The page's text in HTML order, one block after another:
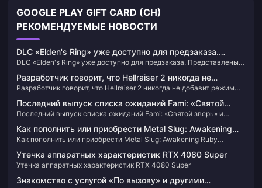
GOOGLE PLAY GIFT CARD (CH)
РЕКОМЕНДУЕМЫЕ НОВОСТИ
DLC «Elden's Ring» уже доступно для предзаказа.
Представлены цены и содержание каждой версии.
DLC «Elden's Ring» уже доступно для предзаказа. Представлены
Разработчик говорит, что Hellraiser 2 никогда не
добавит режим PVP
Разработчик говорит, что Hellraiser 2 никогда не добавит режим
Последний выпуск списка ожиданий Fami: «Святой
зверь» и «Бумажный конь» поднимаются в рейтинге
Последний выпуск списка ожиданий Fami: «Святой зверь» и
Как пополнить или приобрести Metal Slug: Awakening
Ruby (филиппинская версия)
Как пополнить или приобрести Metal Slug: Awakening Ruby
Утечка аппаратных характеристик RTX 4080 Super
Утечка аппаратных характеристик RTX 4080 Super
Знакомство с услугой «По вызову» и другими